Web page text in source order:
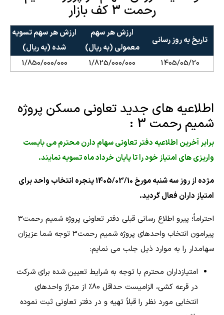
رحمت 3 کف بازار
تاریخ به روز رسانی
ارزش هر سهم
معمولی (به ریال)
ارزش هر سهم تسویه
شده (به ریال)
1405/05/20
1/825/000/000
1/850/000/000
اطلاعیه های جدید تعاونی مسکن پروژه
شمیم رحمت 3 :
برابر آخرین اطلاعیه دفتر تعاونی سهام دارن محترم می بایست
واریزی های امتیاز خود را تا پایان خرداد ماه تسویه نمایند.
مژده از روز سه شنبه مورخ 1405/03/10 پنجره انتخاب واحد برای
امتیاز داران فعال گردید.
احتراماً؛ پیرو اطلاع رسانی قبلی دفتر تعاونی پروژه شمیم رحمت3
پیرامون انتخاب واحدهای پروژه شمیم رحمت3 توجه شما عزیزان
سهامدار را به موارد ذیل جلب می نمایم:
امتیازداران محترم با توجه به شرایط تعیین شده برای شرکت
در قرعه کشی، الزامیست حداقل 80% از متراژ واحدهای
انتخابی مورد نظر را قبلاً تهیه و در دفتر تعاونی ثبت نموده